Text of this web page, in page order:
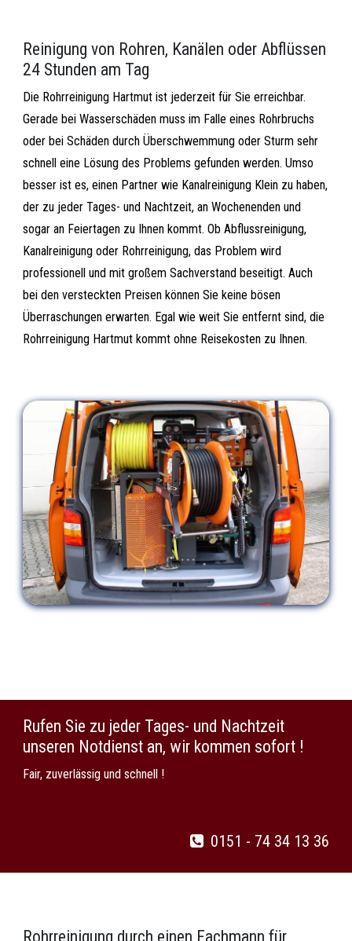
Reinigung von Rohren, Kanälen oder Abflüssen
24 Stunden am Tag
Die Rohrreinigung Hartmut ist jederzeit für Sie erreichbar.
Gerade bei Wasserschäden muss im Falle eines Rohrbruchs
oder bei Schäden durch Überschwemmung oder Sturm sehr
schnell eine Lösung des Problems gefunden werden. Umso
besser ist es, einen Partner wie Kanalreinigung Klein zu haben,
der zu jeder Tages- und Nachtzeit, an Wochenenden und
sogar an Feiertagen zu Ihnen kommt. Ob Abflussreinigung,
Kanalreinigung oder Rohrreinigung, das Problem wird
professionell und mit großem Sachverstand beseitigt. Auch
bei den versteckten Preisen können Sie keine bösen
Überraschungen erwarten. Egal wie weit Sie entfernt sind, die
Rohrreinigung Hartmut kommt ohne Reisekosten zu Ihnen.
Rufen Sie zu jeder Tages- und Nachtzeit
unseren Notdienst an, wir kommen sofort !
Fair, zuverlässig und schnell !
0151 - 74 34 13 36
Rohrreinigung durch einen Fachmann für